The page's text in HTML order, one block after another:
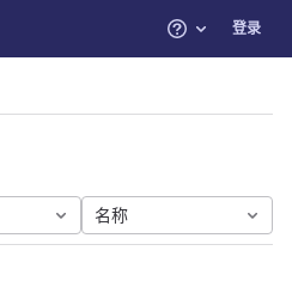
帮助 登录
名称